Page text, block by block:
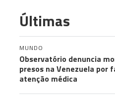
Últimas
MUNDO
Observatório denuncia
presos na Venezuela por
atenção médica